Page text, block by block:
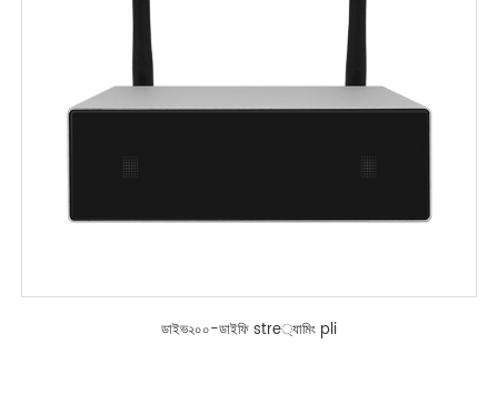
ডাইভ২০০-ডাইফি stre্যামিং pli